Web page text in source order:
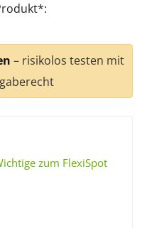
– risikolos testen mit
zum FlexiSpot